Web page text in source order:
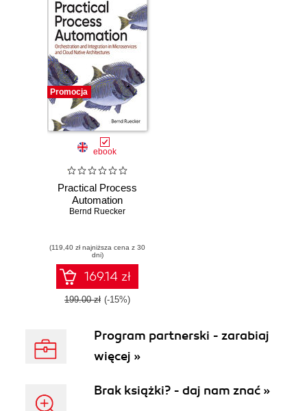
Promocja
ebook
Practical Process
Automation
Bernd Ruecker
(119,40 zł najniższa cena z 30
dni)
169.14 zł
199.00 zł (-15%)
Program partnerski - zarabiaj
więcej »
Brak książki? - daj nam znać »